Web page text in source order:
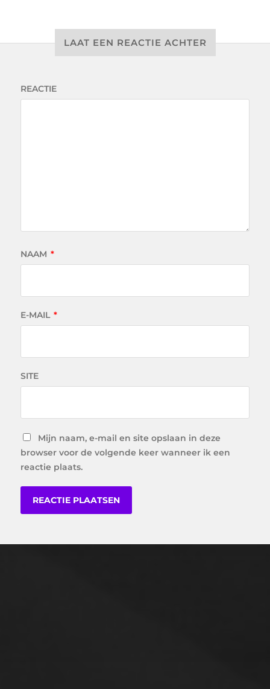
LAAT EEN REACTIE ACHTER
REACTIE
NAAM *
E-MAIL *
SITE
Mijn naam, e-mail en site opslaan in deze
browser voor de volgende keer wanneer ik een
reactie plaats.